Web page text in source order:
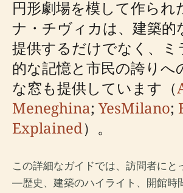
円形劇場を模して作られ
ナ・チヴィカは、建築的
提供するだけでなく、ミ
的な記憶と市民の誇りへ
な窓も提供しています（
Meneghina; YesMilano;
Explained）。
この詳細なガイドでは、訪問者にと
—歴史、建築のハイライト、開館時